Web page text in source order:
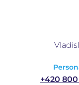
+420 800